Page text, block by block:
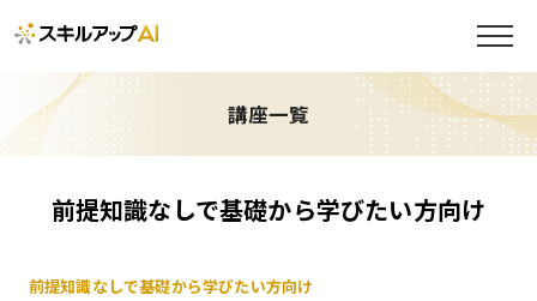
講座一覧
前提知識なしで基礎から学びたい方向け
前提知識なしで基礎から学びたい方向け